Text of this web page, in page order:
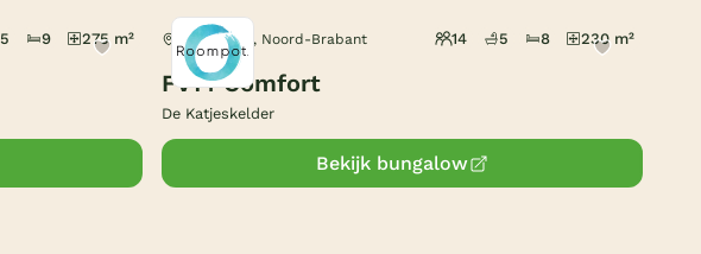
Limburg
Duitsland
België
5 9 275 m² Oosterhout, Noord-Brabant 14 5 8 230 m²
FV14 Comfort
De Katjeskelder
Bekijk bungalow